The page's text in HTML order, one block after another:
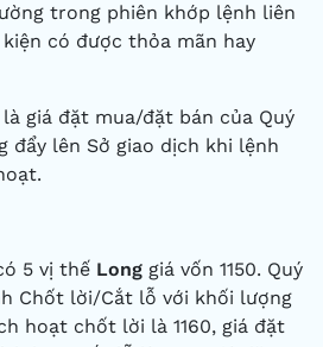
trong phiên khớp lệnh liên
có được thỏa mãn hay
giá đặt mua/đặt bán của Quý
đẩy lên Sở giao dịch khi lệnh
5 vị thế Long giá vốn 1150. Quý
Chốt lời/Cắt lỗ với khối lượng
hoạt chốt lời là 1160, giá đặt